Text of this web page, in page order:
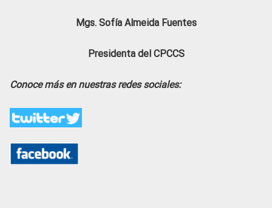
Mgs. Sofía Almeida Fuentes
Presidenta del CPCCS
Conoce más en nuestras redes sociales: